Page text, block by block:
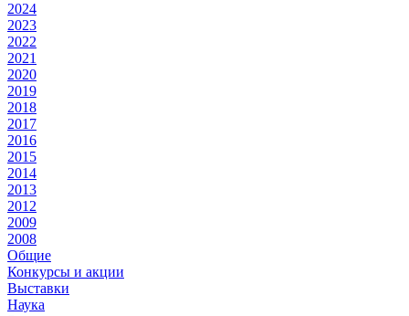
2024
2023
2022
2021
2020
2019
2018
2017
2016
2015
2014
2013
2012
2009
2008
Общие
Конкурсы и акции
Выставки
Наука